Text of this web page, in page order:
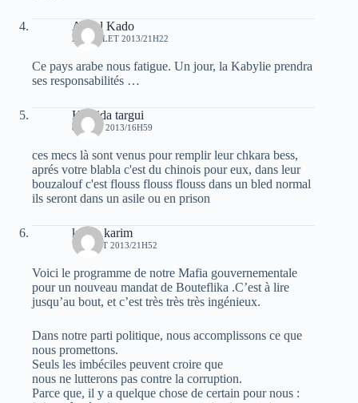
Abdel Kado
24 JUILLET 2013/21H22
Ce pays arabe nous fatigue. Un jour, la Kabylie prendra
ses responsabilités …
Khalida targui
8 AOÛT 2013/16H59
ces mecs là sont venus pour remplir leur chkara bess,
aprés votre blabla c'est du chinois pour eux, dans leur
bouzalouf c'est flouss flouss flouss dans un bled normal
ils seront dans un asile ou en prison
karim karim
12 AOÛT 2013/21H52
Voici le programme de notre Mafia gouvernementale
pour un nouveau mandat de Bouteflika .C’est à lire
jusqu’au bout, et c’est très très très ingénieux.
Dans notre parti politique, nous accomplissons ce que
nous promettons.
Seuls les imbéciles peuvent croire que
nous ne lutterons pas contre la corruption.
Parce que, il y a quelque chose de certain pour nous :